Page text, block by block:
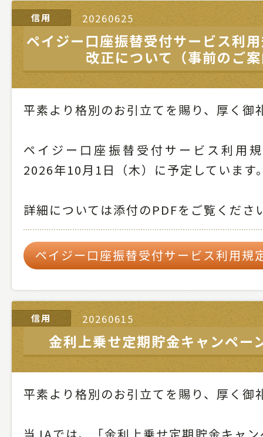
20260625
信用
ペイジー口座振替受付サービス利
改正について（事前のご
平素より格別のお引立てを賜り、厚く御
ペイジー口座振替受付サービス利用
2026年10月1日（木）に予定しています
詳細については添付のPDFをご覧くださ
ペイジー口座振替受付サービス利用規
20260615
信用
金利上乗せ定期貯金キャンペー
平素より格別のお引立てを賜り、厚く御